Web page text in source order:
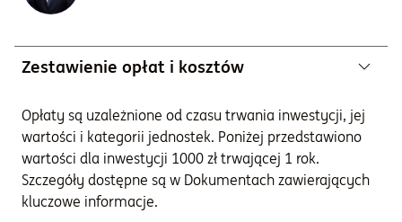
Zestawienie opłat i kosztów
Opłaty są uzależnione od czasu trwania inwestycji, jej
wartości i kategorii jednostek. Poniżej przedstawiono
wartości dla inwestycji 1000 zł trwającej 1 rok.
Szczegóły dostępne są w Dokumentach zawierających
kluczowe informacje.